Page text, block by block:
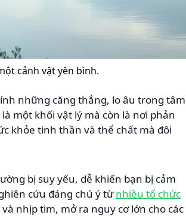
cảnh vật yên bình.
những căng thẳng, lo âu trong tâm
một khối vật lý mà còn là nơi phản
khỏe tinh thần và thể chất mà đôi
bị suy yếu, dễ khiến bạn bị cảm
cứu đáng chú ý từnhiều tổ chức
nhịp tim, mở ra nguy cơ lớn cho các